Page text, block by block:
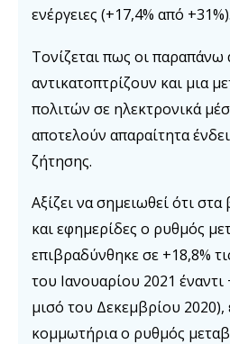
ενέργειες (+17,4% από +31%).
Τονίζεται πως οι παραπάνω
αντικατοπτρίζουν και μια
πολιτών σε ηλεκτρονικά
αποτελούν απαραίτητα
ζήτησης.
Αξίζει να σημειωθεί ότι στα
και εφημερίδες ο ρυθμός
επιβραδύνθηκε σε +18,8%
του Ιανουαρίου 2021
μισό του Δεκεμβρίου 2020),
κομμωτήρια ο ρυθμός